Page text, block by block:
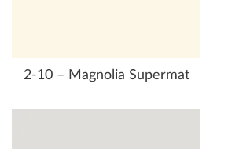
2-10 – Magnolia Supermat